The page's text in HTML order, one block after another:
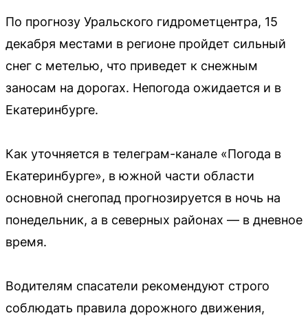
По прогнозу Уральского гидрометцентра, 15
декабря местами в регионе пройдет сильный
снег с метелью, что приведет к снежным
заносам на дорогах. Непогода ожидается и в
Екатеринбурге.
Как уточняется в телеграм-канале «Погода в
Екатеринбурге», в южной части области
основной снегопад прогнозируется в ночь на
понедельник, а в северных районах — в дневное
время.
Водителям спасатели рекомендуют строго
соблюдать правила дорожного движения,